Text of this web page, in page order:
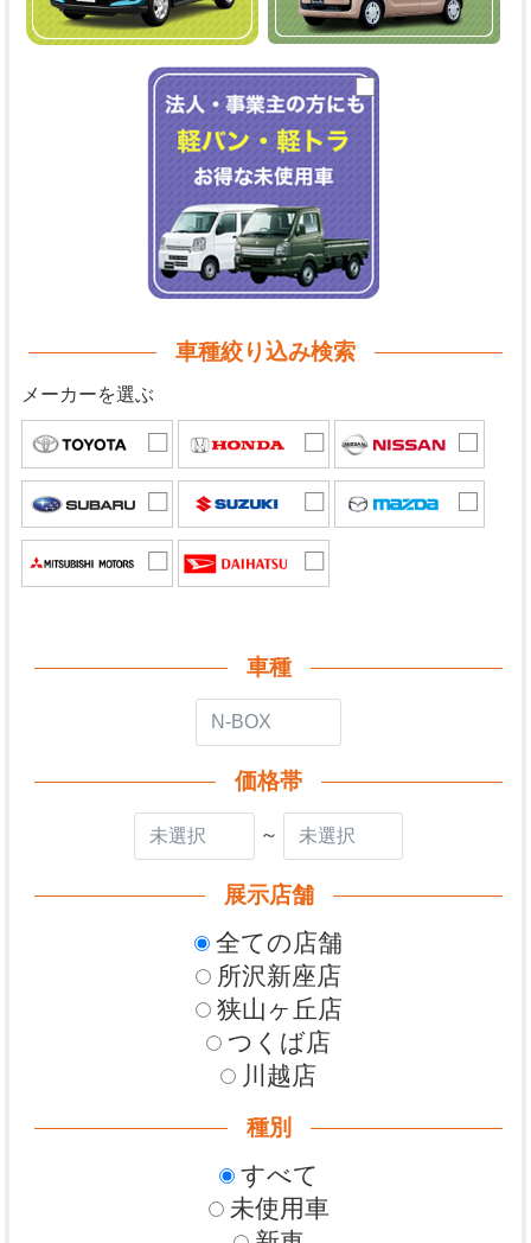
車種絞り込み検索
メーカーを選ぶ
車種
価格帯
～
展示店舗
全ての店舗
所沢新座店
狭山ヶ丘店
つくば店
川越店
種別
すべて
未使用車